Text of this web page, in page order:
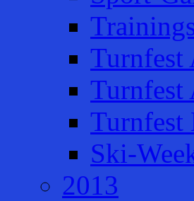
Turnfest
Turnfest
Turnfest
Ski-
2013